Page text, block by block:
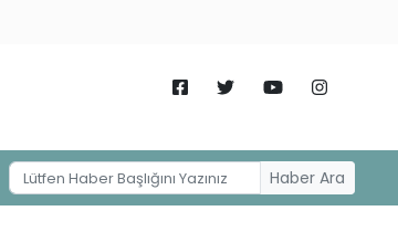
Haber Ara